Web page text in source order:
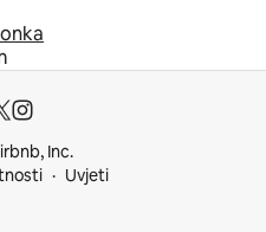
Inc.
Uvjeti